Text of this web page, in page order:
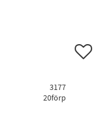
Lägg
3177
20förp